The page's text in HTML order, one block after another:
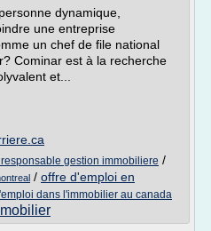
dynamique,
une entreprise
un chef de file national
Cominar est à la recherche
et...
gestion immobiliere /
/ offre d'emploi en
dans l'immobilier au canada